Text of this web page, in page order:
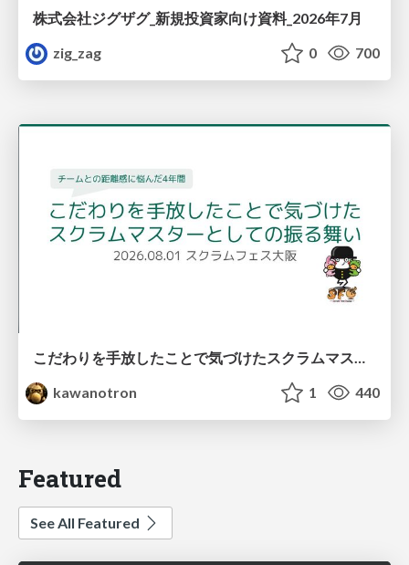
株式会社ジグザグ_新規投資家向け資料_2026年7月
zig_zag
0 700
こだわりを手放したことで気づけたスクラムマスターとしての振る舞い
kawanotron
1 440
Featured
See All Featured